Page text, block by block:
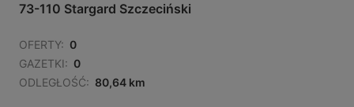
73-110 Stargard Szczeciński
OFERTY: 0
GAZETKI: 0
ODLEGŁOŚĆ: 80,64 km